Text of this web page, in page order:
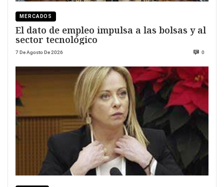
MERCADOS
El dato de empleo impulsa a las bolsas y al
sector tecnológico
7 De Agosto De 2026 0